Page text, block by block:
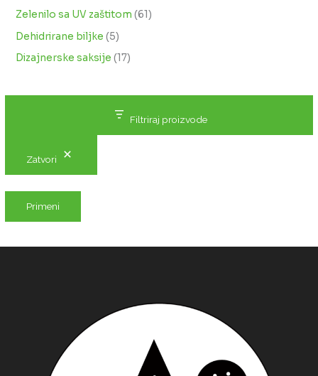
Zelenilo sa UV zaštitom 61
Dehidrirane biljke 5
Dizajnerske saksije 17
Filtriraj proizvode
Zatvori
Primeni